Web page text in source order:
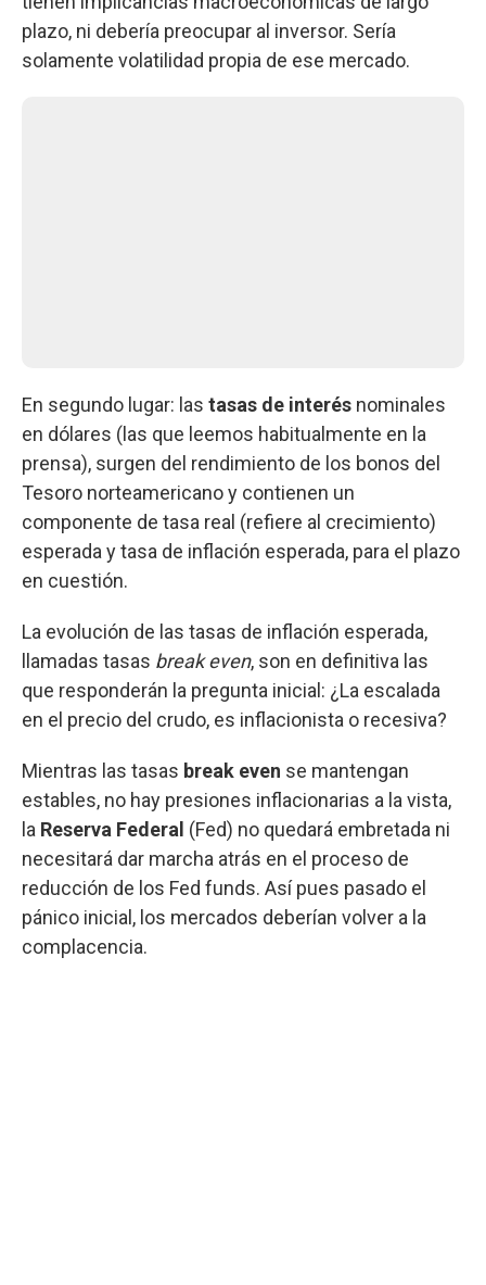
plazo, ni debería preocupar al inversor. Sería
solamente volatilidad propia de ese mercado.
En segundo lugar: las tasas de interés nominales
en dólares (las que leemos habitualmente en la
prensa), surgen del rendimiento de los bonos del
Tesoro norteamericano y contienen un
componente de tasa real (refiere al crecimiento)
esperada y tasa de inflación esperada, para el plazo
en cuestión.
La evolución de las tasas de inflación esperada,
llamadas tasas break even, son en definitiva las
que responderán la pregunta inicial: ¿La escalada
en el precio del crudo, es inflacionista o recesiva?
Mientras las tasas break even se mantengan
estables, no hay presiones inflacionarias a la vista,
la Reserva Federal (Fed) no quedará embretada ni
necesitará dar marcha atrás en el proceso de
reducción de los Fed funds. Así pues pasado el
pánico inicial, los mercados deberían volver a la
complacencia.